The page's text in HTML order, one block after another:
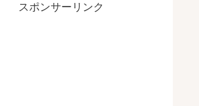
スポンサーリンク